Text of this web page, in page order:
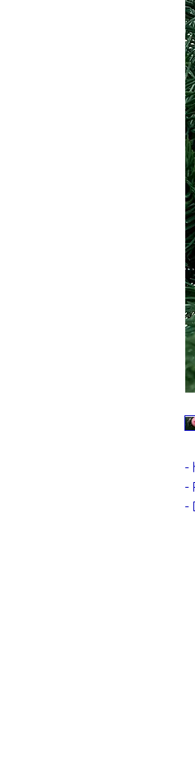
-
-
-